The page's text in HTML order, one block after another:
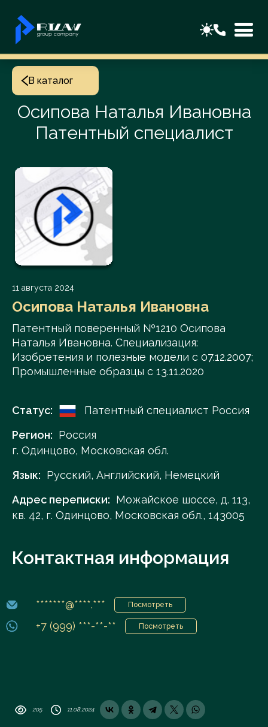
В каталог
Осипова Наталья Ивановна
Патентный специалист
11 августа 2024
Осипова Наталья Ивановна
Патентный поверенный №1210 Осипова
Наталья Ивановна. Специализация:
Изобретения и полезные модели с 07.12.2007;
Промышленные образцы с 13.11.2020
Статус:
Патентный специалист Россия
Регион: Россия
г. Одинцово, Московская обл.
Язык: Русский, Английский, Немецкий
Адрес переписки: Можайское шоссе, д. 113,
кв. 42, г. Одинцово, Московская обл., 143005
Контактная информация
*******@****.*** Посмотреть
+7 (999) ***-**-** Посмотреть
205 11.08.2024